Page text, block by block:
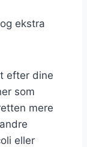
ekstra
efter dine
som
mere
eller